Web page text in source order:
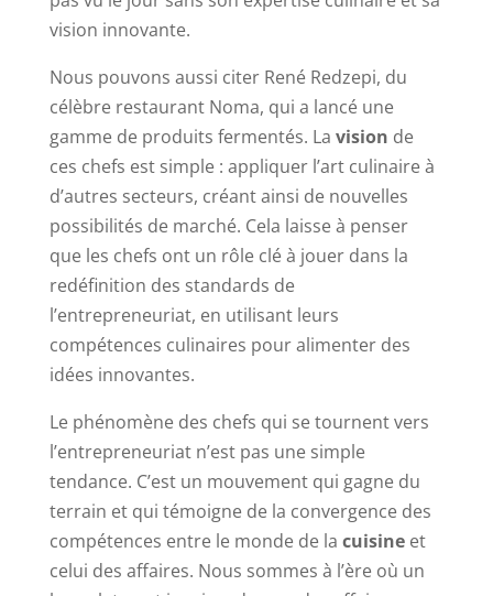
vision innovante.
Nous pouvons aussi citer René Redzepi, du
célèbre restaurant Noma, qui a lancé une
gamme de produits fermentés. La vision de
ces chefs est simple : appliquer l’art culinaire à
d’autres secteurs, créant ainsi de nouvelles
possibilités de marché. Cela laisse à penser
que les chefs ont un rôle clé à jouer dans la
redéfinition des standards de
l’entrepreneuriat, en utilisant leurs
compétences culinaires pour alimenter des
idées innovantes.
Le phénomène des chefs qui se tournent vers
l’entrepreneuriat n’est pas une simple
tendance. C’est un mouvement qui gagne du
terrain et qui témoigne de la convergence des
compétences entre le monde de la cuisineet
celui des affaires. Nous sommes à l’ère où un